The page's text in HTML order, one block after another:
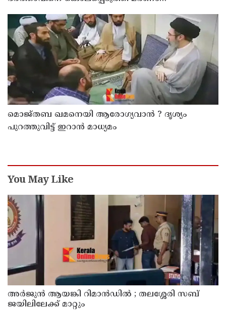
പദ്ധതിയിട്ട യുവതിയും സുഹൃത്തും ഒളിവില്‍
മൊജ്തബ ഖമനെയി ആരോഗ്യവാന്‍ ? ദൃശ്യം
പുറത്തുവിട്ട് ഇറാന്‍ മാധ്യമം
You May Like
അര്‍ജുന്‍ ആയങ്കി റിമാന്‍ഡില്‍ ; തലശ്ശേരി സബ്
ജയിലിലേക്ക് മാറ്റും